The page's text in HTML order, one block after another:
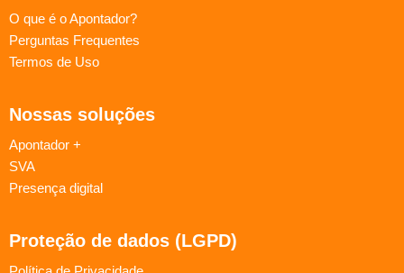
O que é o Apontador?
Perguntas Frequentes
Termos de Uso
Nossas soluções
Apontador +
SVA
Presença digital
Proteção de dados (LGPD)